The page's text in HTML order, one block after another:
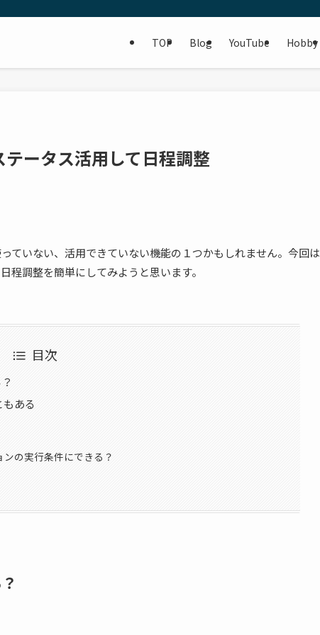
TOP Blog YouTube Hobby
ータス活用して日程調整
ていない、活用できていない機能の１つかもしれません。今回は
程調整を簡単にしてみようと思います。
目次
ある
の実行条件にできる？